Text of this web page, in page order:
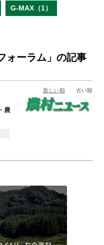
G-MAX（1）
ォーラム」の記事
新しい順 古い順
農